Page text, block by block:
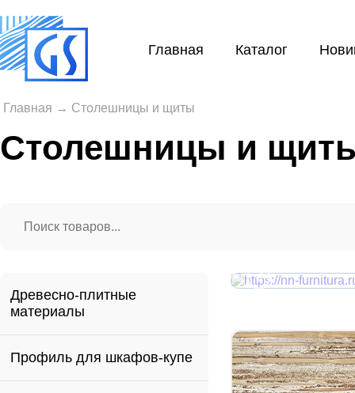
Главная Каталог
Главная → Столешницы и щиты
Столешницы и
Древесно-плитные
материалы
Профиль для шкафов-купе